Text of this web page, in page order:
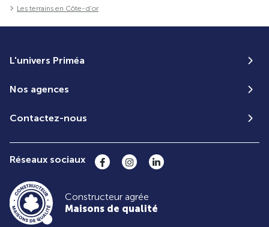
Les terrains en Côte-d'or
L'univers Priméa
Nos agences
Contactez-nous
Réseaux sociaux
Constructeur agrée
Maisons de qualité